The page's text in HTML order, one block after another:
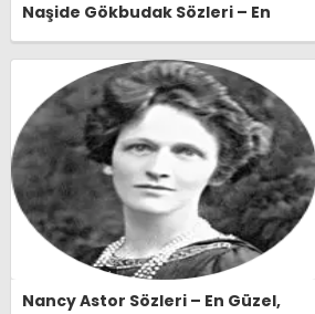
Naşide Gökbudak Sözleri – En
Ozlusozler.com
Nancy Astor Sözleri – En Güzel,